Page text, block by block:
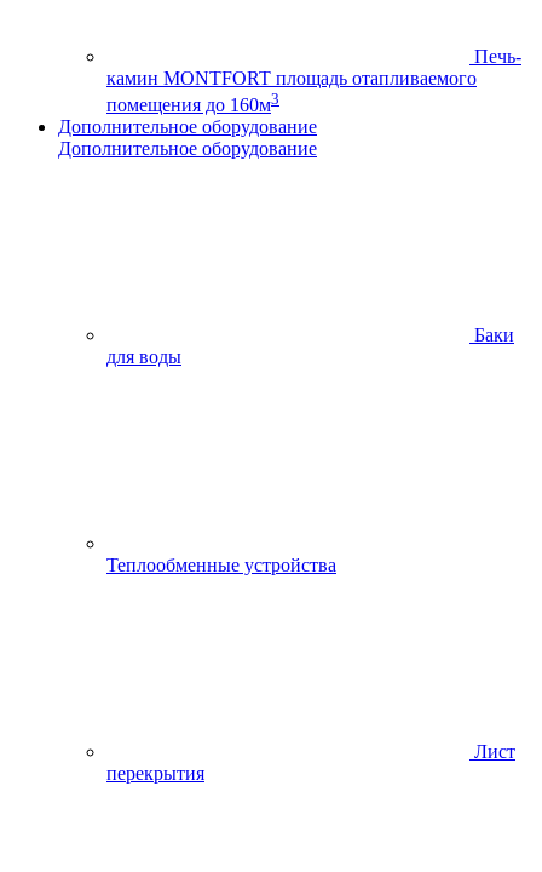
Печь-
камин MONTFORT площадь отапливаемого
помещения до 160м3
Дополнительное оборудование
Дополнительное оборудование
Баки
для воды
Теплообменные устройства
Лист
перекрытия